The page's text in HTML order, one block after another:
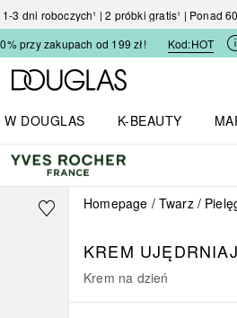
3 dni roboczych¹ | 2 próbki gratis¹ | Ponad
przy zakupach od 199 zł!
Kod:HOT
Strona główna
W DOUGLAS
K-BEAUTY
Homepage Twarz
KREM
Krem na dzień